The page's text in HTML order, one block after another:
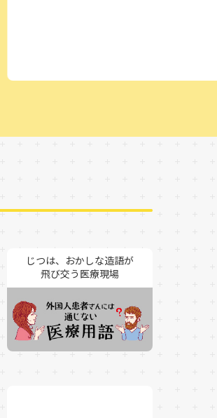
じつは、おかしな造語が
飛び交う医療現場